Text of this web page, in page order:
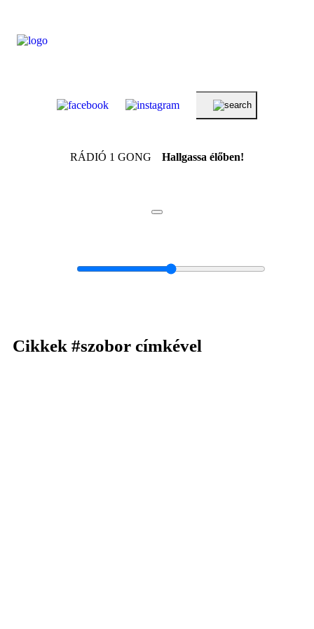
RÁDIÓ 1 GONG Hallgassa élőben!
Cikkek #szobor címkével